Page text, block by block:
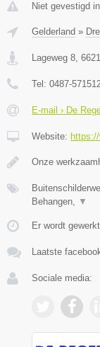
Niet gevestigd
Gelderland »
Lageweg 8,
Tel: 0487-
E-mail › De
Website:
Onze
Behangen, ▼
Er wordt
Laatste
Sociale media: